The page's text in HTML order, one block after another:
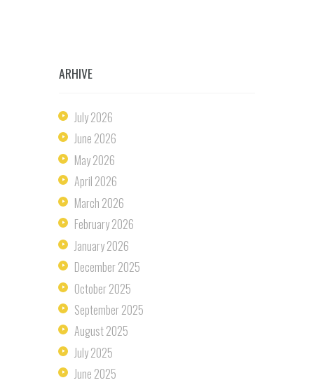
ARHIVE
July2026
June 2026
May2026
April 2026
March 2026
February2026
January2026
December2025
October2025
September2025
August2025
July2025
June 2025